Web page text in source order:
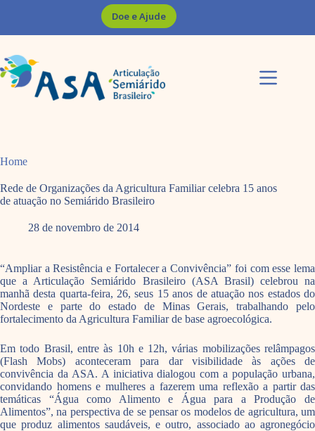
Doe e Ajude
Home
Rede de Organizações da Agricultura Familiar celebra 15 anos
de atuação no Semiárido Brasileiro
28 de novembro de 2014
“Ampliar a Resistência e Fortalecer a Convivência” foi com esse lema
que a Articulação Semiárido Brasileiro (ASA Brasil) celebrou na
manhã desta quarta-feira, 26, seus 15 anos de atuação nos estados do
Nordeste e parte do estado de Minas Gerais, trabalhando pelo
fortalecimento da Agricultura Familiar de base agroecológica.
Em todo Brasil, entre às 10h e 12h, várias mobilizações relâmpagos
(Flash Mobs) aconteceram para dar visibilidade às ações de
convivência da ASA. A iniciativa dialogou com a população urbana,
convidando homens e mulheres a fazerem uma reflexão a partir das
temáticas “Água como Alimento e Água para a Produção de
Alimentos”, na perspectiva de se pensar os modelos de agricultura, um
que produz alimentos saudáveis, e outro, associado ao agronegócio